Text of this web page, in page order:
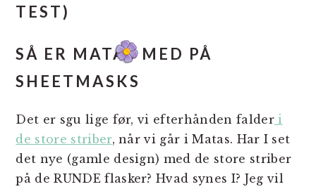
TEST)
SÅ ER MATAS MED PÅ
SHEETMASKS
Det er sgu lige før, vi efterhånden falderi
de store striber, når vi går i Matas. Har I set
det nye (gamle design) med de store striber
på de RUNDE flasker? Hvad synes I? Jeg vil